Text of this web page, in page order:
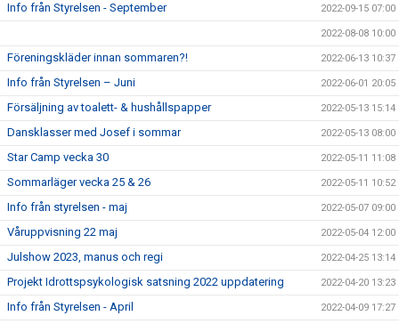
Info från Styrelsen - September 2022-09-15 07:00
2022-08-08 10:00
Föreningskläder innan sommaren?! 2022-06-13 10:37
Info från Styrelsen – Juni 2022-06-01 20:05
Försäljning av toalett- & hushållspapper 2022-05-13 15:14
Dansklasser med Josef i sommar 2022-05-13 08:00
Star Camp vecka 30 2022-05-11 11:08
Sommarläger vecka 25 & 26 2022-05-11 10:52
Info från styrelsen - maj 2022-05-07 09:00
Våruppvisning 22 maj 2022-05-04 12:00
Julshow 2023, manus och regi 2022-04-25 13:14
Projekt Idrottspsykologisk satsning 2022 uppdatering 2022-04-20 13:23
Info från Styrelsen - April 2022-04-09 17:27